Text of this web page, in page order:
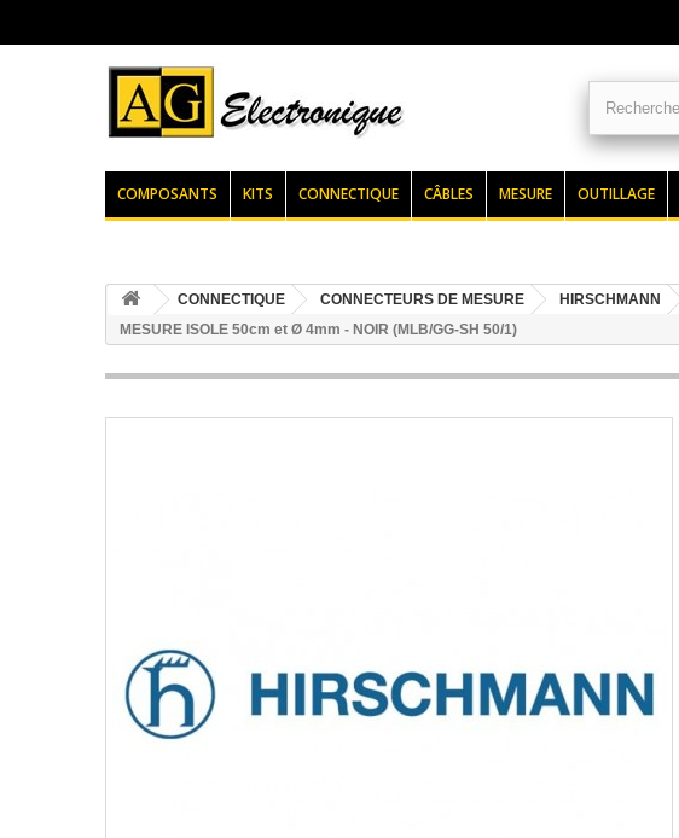
COMPOSANTS KITS CONNECTIQUE CÂBLES MESURE OUTILLAGE
CONNECTIQUE CONNECTEURS DE MESURE HIRSCHMANN
MESURE ISOLE 50cm et Ø 4mm - NOIR (MLB/GG-SH 50/1)